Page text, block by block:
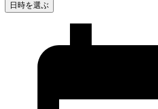
日時を選ぶ